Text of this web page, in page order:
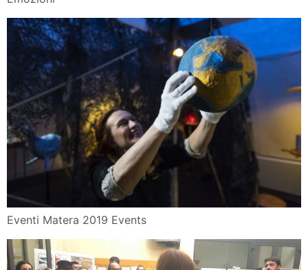
Eventi Matera 2019 Events